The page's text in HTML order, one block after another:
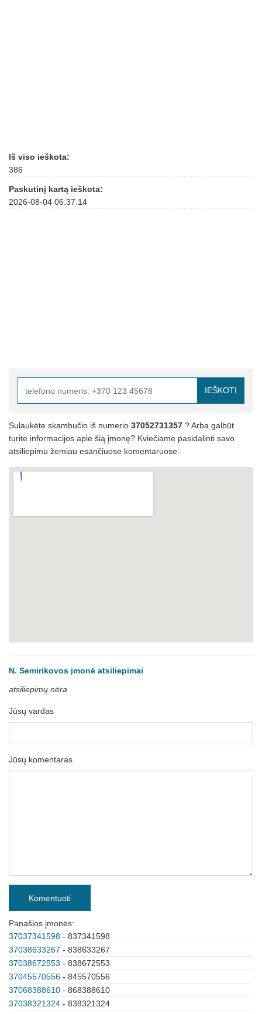
Iš viso ieškota:
386
Paskutinį kartą ieškota:
2026-08-04 06:37:14
IEŠKOTI
Sulaukėte skambučio iš numerio 37052731357 ? Arba galbūt
turite informacijos apie šią įmonę? Kviečiame pasidalinti savo
atsiliepimu žemiau esančiuose komentaruose.
N. Semirikovos įmonė atsiliepimai
atsiliepimų nėra
Jūsų vardas
Jūsų komentaras
Komentuoti
Panašios įmonės:
37037341598 - 837341598
37038633267 - 838633267
37038672553 - 838672553
37045570556 - 845570556
37068388610 - 868388610
37038321324 - 838321324